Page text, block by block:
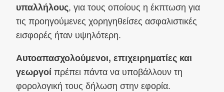
υπαλλήλους, για τους οποίους η έκπτωση για
τις προηγούμενες χορηγηθείσες ασφαλιστικές
εισφορές ήταν υψηλότερη.
Αυτοαπασχολούμενοι, επιχειρηματίες και
γεωργοί πρέπει πάντα να υποβάλλουν τη
φορολογική τους δήλωση στην εφορία.